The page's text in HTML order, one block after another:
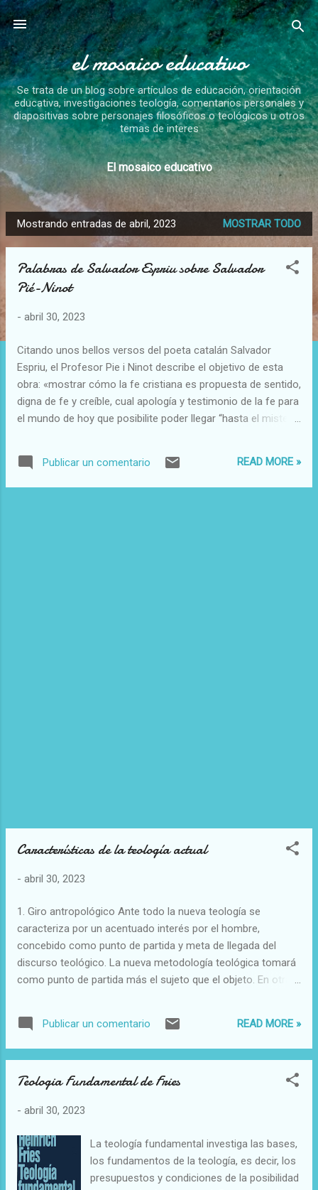
Ir al contenido principal
el mosaico educativo
Se trata de un blog sobre artículos de educación, orientación
educativa, investigaciones teología, comentarios personales y
diapositivas sobre personajes filosóficos o teológicos u otros
temas de interes
El mosaico educativo
E
n
Mostrando entradas de abril, 2023 MOSTRAR TODO
Palabras de Salvador Espriu sobre Salvador
Pié-Ninot
- abril 30, 2023
Citando unos bellos versos del poeta catalán Salvador
Espriu, el Profesor Pie i Ninot describe el objetivo de esta
obra: «mostrar cómo la fe cristiana es propuesta de sentido,
digna de fe y creíble, cual apología y testimonio de la fe para
el mundo de hoy que posibilite poder llegar “hasta el misterio
BAC (Colección Sapientia Fidei». Serie de Manuales de
Teología), 2016,
Publicar un comentario READ MORE »
Características de la teología actual
- abril 30, 2023
1. Giro antropológico Ante todo la nueva teología se
caracteriza por un acentuado interés por el hombre,
concebido como punto de partida y meta de llegada del
discurso teológico. La nueva metodología teológica tomará
como punto de partida más el sujeto que el objeto. En otras
sobre el hombre y a medida del hombre, es decir, según su
mentalidad, su lenguaje, a la luz de la revelación divina. En
este sentido se dice que en teología se ha dado un giro
lugar, la nueva teología se caracteriza por su atención a otra
en una acción determinada. 3. Un Dios creíble, en relación
con las expectativas del hombre. En tercer lugar, la nueva
teología se caracteriza por el ideal de un “hablar creíble de
Dios” que tenga en cuenta las inquietudes, las necesidades y
la mentalidad del hombre contemporáneo —tal como se
Publicar un comentario READ MORE »
Teologia Fundamental de Fries
- abril 30, 2023
La teología fundamental investiga las bases,
los fundamentos de la teología, es decir, los
presupuestos y condiciones de la posibilidad